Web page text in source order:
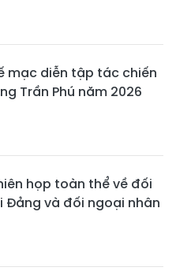
mạc diễn tập tác chiến
Trần Phú năm 2026
họp toàn thể về đối
Đảng và đối ngoại nhân